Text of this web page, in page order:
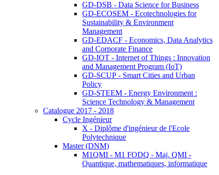
GD-DSB - Data Science for Business
GD-ECOSEM - Ecotechnologies for
Sustainability & Environment
Management
GD-EDACF - Economics, Data Analytics
and Corporate Finance
GD-IOT - Internet of Things : Innovation
and Management Program (IoT)
GD-SCUP - Smart Cities and Urban
Policy
GD-STEEM - Energy Environment :
Science Technology & Management
Catalogue 2017 - 2018
Cycle Ingénieur
X - Diplôme d'ingénieur de l'Ecole
Polytechnique
Master (DNM)
M1QMI - M1 FODQ - Maj. QMI -
Quantique, mathematiques, informatique